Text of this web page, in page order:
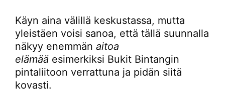
Käyn aina välillä keskustassa, mutta
yleistäen voisi sanoa, että tällä suunnalla
näkyy enemmän aitoa
elämää esimerkiksi Bukit Bintangin
pintaliitoon verrattuna ja pidän siitä
kovasti.